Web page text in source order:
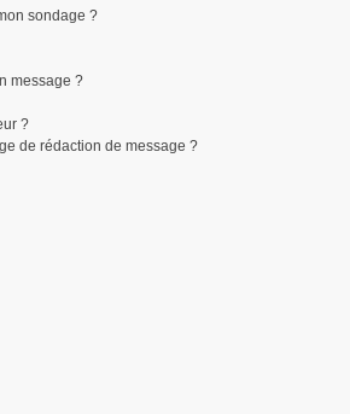
sondage ?
message ?
?
de rédaction de message ?